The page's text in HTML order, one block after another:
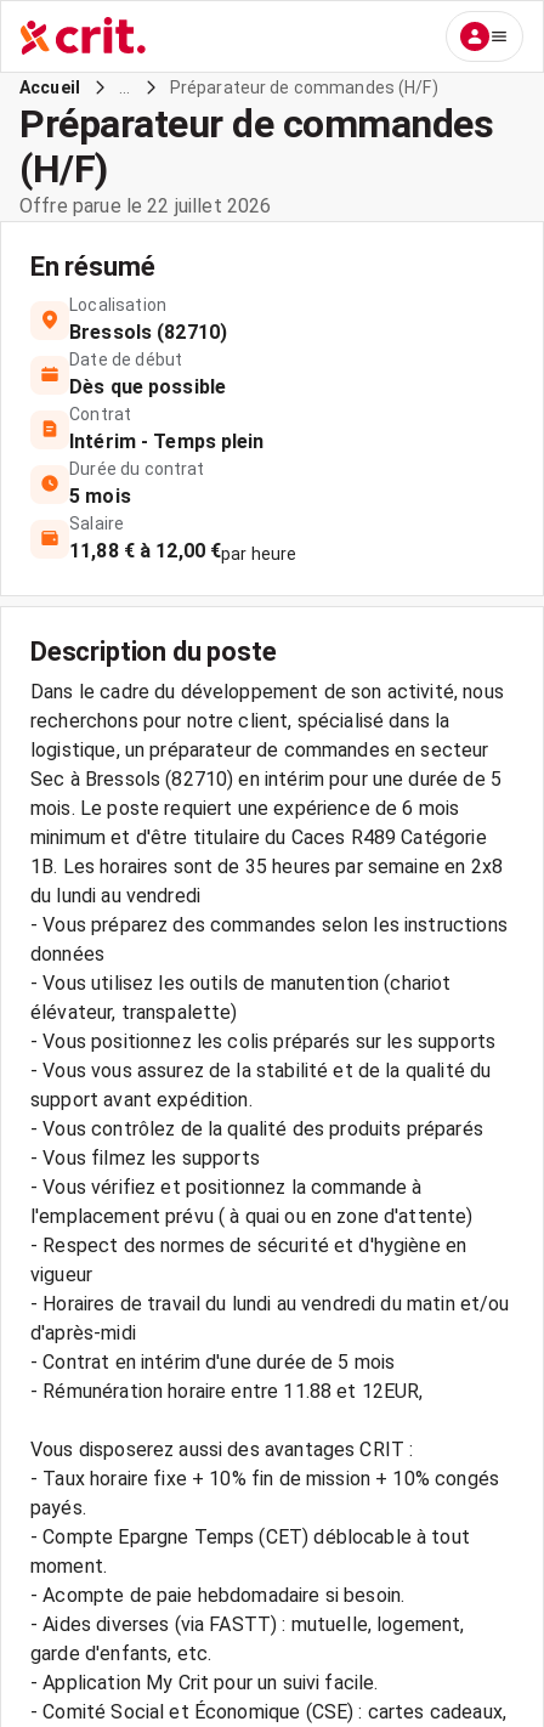
Accueil Préparateur de commandes (H/F)
Préparateur de commandes
(H/F)
Offre parue le 22 juillet 2026
En résumé
Localisation
Bressols (82710)
Date de début
Dès que possible
Contrat
Intérim - Temps plein
Durée du contrat
5 mois
Salaire
11,88 € à 12,00 €par heure
Description du poste
Dans le cadre du développement de son activité, nous
recherchons pour notre client, spécialisé dans la
logistique, un préparateur de commandes en secteur
Sec à Bressols (82710) en intérim pour une durée de 5
mois. Le poste requiert une expérience de 6 mois
minimum et d'être titulaire du Caces R489 Catégorie
1B. Les horaires sont de 35 heures par semaine en 2x8
du lundi au vendredi
- Vous préparez des commandes selon les instructions
données
- Vous utilisez les outils de manutention (chariot
élévateur, transpalette)
- Vous positionnez les colis préparés sur les supports
- Vous vous assurez de la stabilité et de la qualité du
support avant expédition.
- Vous contrôlez de la qualité des produits préparés
- Vous filmez les supports
- Vous vérifiez et positionnez la commande à
l'emplacement prévu ( à quai ou en zone d'attente)
- Respect des normes de sécurité et d'hygiène en
vigueur
- Horaires de travail du lundi au vendredi du matin et/ou
d'après-midi
- Contrat en intérim d'une durée de 5 mois
- Rémunération horaire entre 11.88 et 12EUR,
Vous disposerez aussi des avantages CRIT :
- Taux horaire fixe + 10% fin de mission + 10% congés
payés.
- Compte Epargne Temps (CET) déblocable à tout
moment.
- Acompte de paie hebdomadaire si besoin.
- Aides diverses (via FASTT) : mutuelle, logement,
garde d'enfants, etc.
- Application My Crit pour un suivi facile.
- Comité Social et Économique (CSE) : cartes cadeaux,